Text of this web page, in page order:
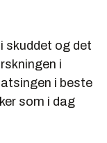
skuddet og det
i
i beste
som i dag